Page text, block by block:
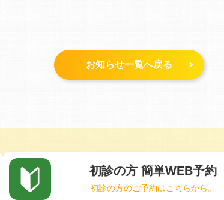
お知らせ一覧へ戻る
初診の方 簡単WEB予約
初診の方のご予約はこちらから。